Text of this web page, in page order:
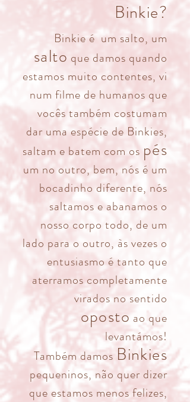
Binkie?
Binkie é um salto, um
salto que damos quando
estamos muito contentes, vi
num filme de humanos que
vocês também costumam
dar uma espécie de Binkies,
saltam e batem com os pés
um no outro, bem, nós é um
bocadinho diferente, nós
saltamos e abanamos o
nosso corpo todo, de um
lado para o outro, às vezes o
entusiasmo é tanto que
aterramos completamente
virados no sentido
oposto ao que
levantámos!
Também damos Binkies
pequeninos, não quer dizer
que estamos menos felizes,